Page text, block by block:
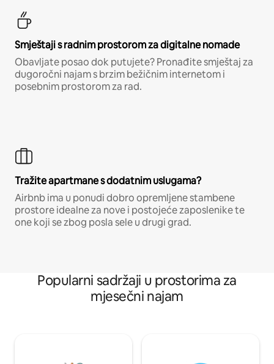
Smještaji s radnim prostorom za digitalne nomade
Obavljate posao dok putujete? Pronađite smještaj za
dugoročni najam s brzim bežičnim internetom i
posebnim prostorom za rad.
Tražite apartmane s dodatnim uslugama?
Airbnb ima u ponudi dobro opremljene stambene
prostore idealne za nove i postojeće zaposlenike te
one koji se zbog posla sele u drugi grad.
Popularni sadržaji u prostorima za
mjesečni najam